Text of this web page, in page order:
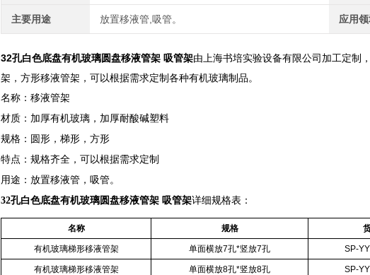
主要用途 放置移液管,吸管。 应用
32孔白色底盘有机玻璃圆盘移液管架 吸管架由上海书培实验设备有限公司加工定制
架，方形移液管架，可以根据需求定制各种有机玻璃制品。
名称：移液管架
材质：加厚有机玻璃，加厚耐酸碱塑料
规格：圆形，梯形，方形
特点：规格齐全，可以根据需求定制
用途：放置移液管，吸管。
32孔白色底盘有机玻璃圆盘移液管架 吸管架详细规格表：
名称 规格
有机玻璃梯形移液管架 单面横放7孔*竖放7孔 SP-
有机玻璃梯形移液管架 单面横放8孔*竖放8孔 SP-